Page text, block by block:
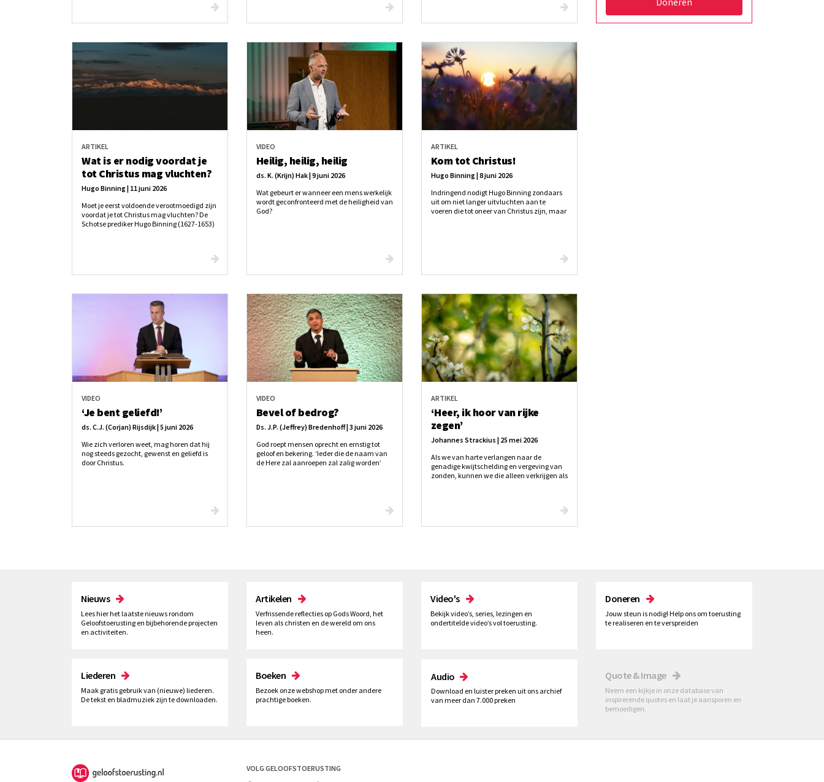
ARTIKEL
Wat is er nodig voordat je
tot Christus mag vluchten?
Hugo Binning | 11 juni 2026
Moet je eerst voldoende verootmoedigd zijn
voordat je tot Christus mag vluchten? De
Schotse prediker Hugo Binning (1627-1653)
VIDEO
Heilig, heilig, heilig
ds. K. (Krijn) Hak | 9 juni 2026
Wat gebeurt er wanneer een mens werkelijk
wordt geconfronteerd met de heiligheid van
God?
ARTIKEL
Kom tot Christus!
Hugo Binning | 8 juni 2026
Indringend nodigt Hugo Binning zondaars
uit om niet langer uitvluchten aan te
voeren die tot oneer van Christus zijn, maar
VIDEO
‘Je bent geliefd!’
ds. C.J. (Corjan) Rijsdijk | 5 juni 2026
Wie zich verloren weet, mag horen dat hij
nog steeds gezocht, gewenst en geliefd is
door Christus.
VIDEO
Bevel of bedrog?
Ds. J.P. (Jeffrey) Bredenhoff | 3 juni 2026
God roept mensen oprecht en ernstig tot
geloof en bekering. ‘Ieder die de naam van
de Here zal aanroepen zal zalig worden’
ARTIKEL
‘Heer, ik hoor van rijke
zegen’
Johannes Strackius | 25 mei 2026
Als we van harte verlangen naar de
genadige kwijtschelding en vergeving van
zonden, kunnen we die alleen verkrijgen als
Nieuws
Lees hier het laatste nieuws rondom
Geloofstoerusting en bijbehorende projecten
en activiteiten.
Artikelen
Verfrissende reflecties op Gods Woord, het
leven als christen en de wereld om ons
heen.
Video's
Bekijk video’s, series, lezingen en
ondertitelde video’s vol toerusting.
Doneren
Jouw steun is nodig! Help ons om toerusting
te realiseren en te verspreiden
Liederen
Maak gratis gebruik van (nieuwe) liederen.
De tekst en bladmuziek zijn te downloaden.
Boeken
Bezoek onze webshop met onder andere
prachtige boeken.
Audio
Download en luister preken uit ons archief
van meer dan 7.000 preken
Quote & Image
Neem een kijkje in onze database van
inspirerende quotes en laat je aansporen en
bemoedigen.
VOLG GELOOFSTOERUSTING